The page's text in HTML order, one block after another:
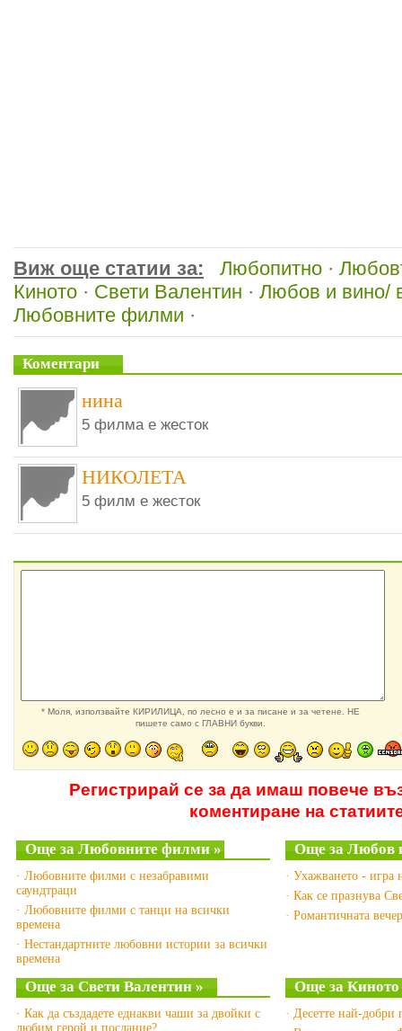
Виж още статии за: Любопитно ·
Киното · Свети Валентин · Любов и вино/
Любовните филми ·
Коментари
нина
5 филма е жесток
НИКОЛЕТА
5 филм е жесток
* Моля, използвайте КИРИЛИЦА, по лесно е и за писане и за четене. НЕ
пишете само с ГЛАВНИ букви.
Регистрирай се за да имаш повече
коментиране на
Още за Любовните филми »
· Любовните филми с незабравими
саундтраци
· Любовните филми с танци на всички
времена
· Нестандартните любовни истории за всички
времена
Още за Любов
· Ухажването - игра
· Как се празнува
· Романтичната
Още за Свети Валентин »
· Как да създадете еднакви чаши за двойки с
любим герой и послание?
Още за Киното
· Десетте най-добри